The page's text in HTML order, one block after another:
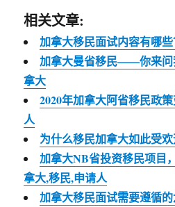
相关文章:
加拿大移民面试内容有哪
加拿大曼省移民——你来问
拿大
2020年加拿大阿省移民政
人
为什么移民加拿大如此受
加拿大NB省投资移民项目
拿大,移民,申请人
加拿大移民面试需要遵循